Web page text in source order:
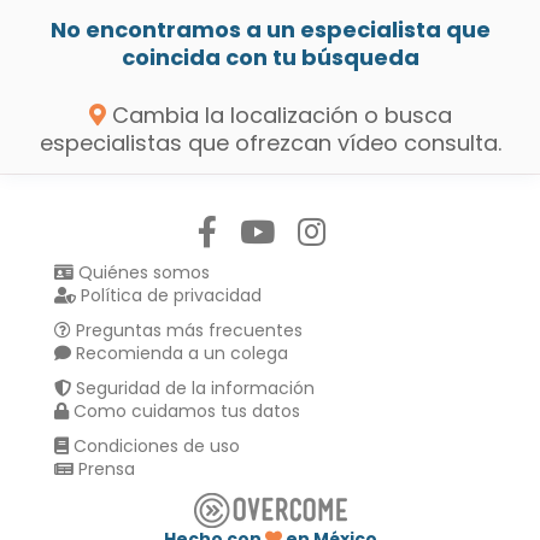
No encontramos a un especialista que
coincida con tu búsqueda
Cambia la localización o busca
especialistas que ofrezcan vídeo consulta.
Quiénes somos
Política de privacidad
Preguntas más frecuentes
Recomienda a un colega
Seguridad de la información
Como cuidamos tus datos
Condiciones de uso
Prensa